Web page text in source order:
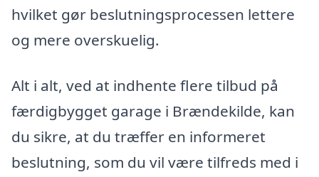
hvilket gør beslutningsprocessen lettere
og mere overskuelig.
Alt i alt, ved at indhente flere tilbud på
færdigbygget garage i Brændekilde, kan
du sikre, at du træffer en informeret
beslutning, som du vil være tilfreds med i